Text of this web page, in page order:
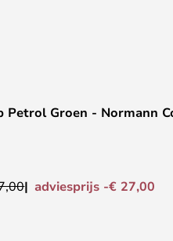
Petrol Groen - Normann
adviesprijs -€ 27,00